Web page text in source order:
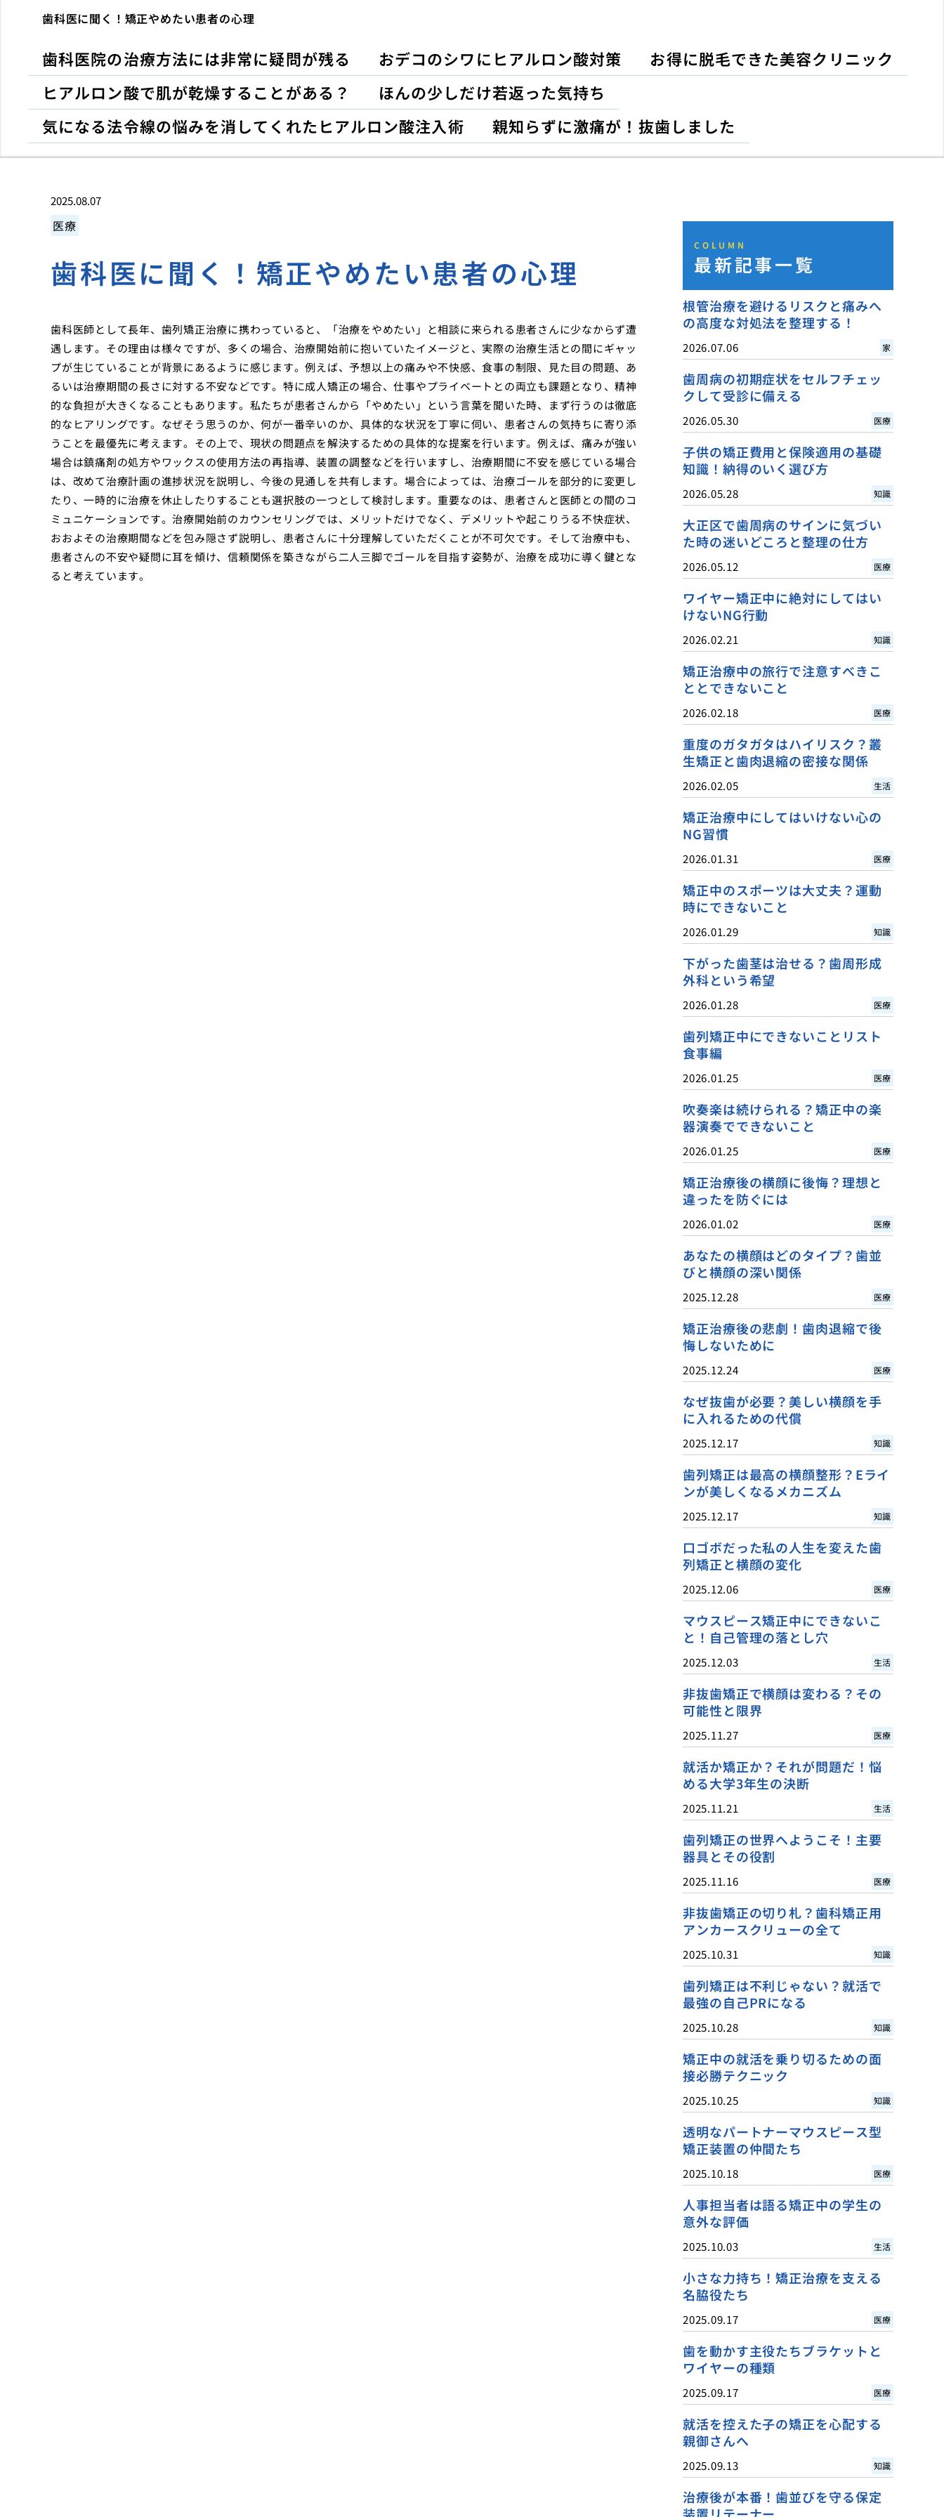
歯科医に聞く！矯正やめたい患者の心理
歯科医院の治療方法には非常に疑問が残る おデコのシワにヒアルロン酸対策
お得に脱毛できた美容クリニック
ヒアルロン酸で肌が乾燥することがある？
ほんの少しだけ若返った気持ち
気になる法令線の悩みを消してくれたヒアルロン酸注入術
親知らずに激痛が！抜歯しました
2025.08.07
医療
歯科医に聞く！矯正やめたい患者の心理
歯科医師として長年、歯列矯正治療に携わっていると、「治療をやめたい」と相談に来られる患者さんに少なからず遭
遇します。その理由は様々ですが、多くの場合、治療開始前に抱いていたイメージと、実際の治療生活との間にギャッ
プが生じていることが背景にあるように感じます。例えば、予想以上の痛みや不快感、食事の制限、見た目の問題、あ
るいは治療期間の長さに対する不安などです。特に成人矯正の場合、仕事やプライベートとの両立も課題となり、精神
的な負担が大きくなることもあります。私たちが患者さんから「やめたい」という言葉を聞いた時、まず行うのは徹底
的なヒアリングです。なぜそう思うのか、何が一番辛いのか、具体的な状況を丁寧に伺い、患者さんの気持ちに寄り添
うことを最優先に考えます。その上で、現状の問題点を解決するための具体的な提案を行います。例えば、痛みが強い
場合は鎮痛剤の処方やワックスの使用方法の再指導、装置の調整などを行いますし、治療期間に不安を感じている場合
は、改めて治療計画の進捗状況を説明し、今後の見通しを共有します。場合によっては、治療ゴールを部分的に変更し
たり、一時的に治療を休止したりすることも選択肢の一つとして検討します。重要なのは、患者さんと医師との間のコ
ミュニケーションです。治療開始前のカウンセリングでは、メリットだけでなく、デメリットや起こりうる不快症状、
おおよその治療期間などを包み隠さず説明し、患者さんに十分理解していただくことが不可欠です。そして治療中も、
患者さんの不安や疑問に耳を傾け、信頼関係を築きながら二人三脚でゴールを目指す姿勢が、治療を成功に導く鍵とな
ると考えています。
COLUMN
最新記事一覧
根管治療を避けるリスクと痛みへ
の高度な対処法を整理する！
2026.07.06 家
歯周病の初期症状をセルフチェッ
クして受診に備える
2026.05.30 医療
子供の矯正費用と保険適用の基礎
知識！納得のいく選び方
2026.05.28 知識
大正区で歯周病のサインに気づい
た時の迷いどころと整理の仕方
2026.05.12 医療
ワイヤー矯正中に絶対にしてはい
けないNG行動
2026.02.21 知識
矯正治療中の旅行で注意すべきこ
ととできないこと
2026.02.18 医療
重度のガタガタはハイリスク？叢
生矯正と歯肉退縮の密接な関係
2026.02.05 生活
矯正治療中にしてはいけない心の
NG習慣
2026.01.31 医療
矯正中のスポーツは大丈夫？運動
時にできないこと
2026.01.29 知識
下がった歯茎は治せる？歯周形成
外科という希望
2026.01.28 医療
歯列矯正中にできないことリスト
食事編
2026.01.25 医療
吹奏楽は続けられる？矯正中の楽
器演奏でできないこと
2026.01.25 医療
矯正治療後の横顔に後悔？理想と
違ったを防ぐには
2026.01.02 医療
あなたの横顔はどのタイプ？歯並
びと横顔の深い関係
2025.12.28 医療
矯正治療後の悲劇！歯肉退縮で後
悔しないために
2025.12.24 医療
なぜ抜歯が必要？美しい横顔を手
に入れるための代償
2025.12.17 知識
歯列矯正は最高の横顔整形？Eライ
ンが美しくなるメカニズム
2025.12.17 知識
口ゴボだった私の人生を変えた歯
列矯正と横顔の変化
2025.12.06 医療
マウスピース矯正中にできないこ
と！自己管理の落とし穴
2025.12.03 生活
非抜歯矯正で横顔は変わる？その
可能性と限界
2025.11.27 医療
就活か矯正か？それが問題だ！悩
める大学3年生の決断
2025.11.21 生活
歯列矯正の世界へようこそ！主要
器具とその役割
2025.11.16 医療
非抜歯矯正の切り札？歯科矯正用
アンカースクリューの全て
2025.10.31 知識
歯列矯正は不利じゃない？就活で
最強の自己PRになる
2025.10.28 知識
矯正中の就活を乗り切るための面
接必勝テクニック
2025.10.25 知識
透明なパートナーマウスピース型
矯正装置の仲間たち
2025.10.18 医療
人事担当者は語る矯正中の学生の
意外な評価
2025.10.03 生活
小さな力持ち！矯正治療を支える
名脇役たち
2025.09.17 医療
歯を動かす主役たちブラケットと
ワイヤーの種類
2025.09.17 医療
就活を控えた子の矯正を心配する
親御さんへ
2025.09.13 知識
治療後が本番！歯並びを守る保定